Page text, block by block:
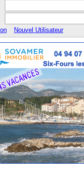
Nouvel Utilisateur